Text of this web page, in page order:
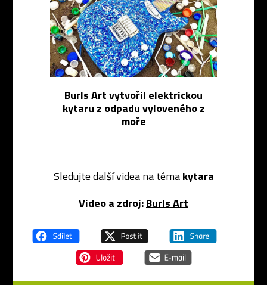
Burls Art vytvořil elektrickou
kytaru z odpadu vyloveného z
moře
Sledujte další videa na témakytara
Video a zdroj:Burls Art